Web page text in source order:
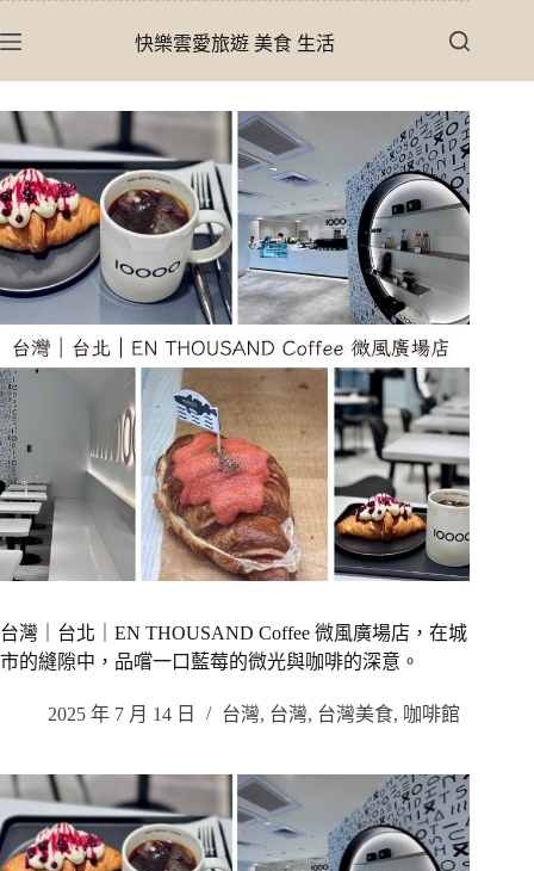
至
內
容
快樂雲愛旅遊 美食 生活
台灣｜台北｜EN THOUSAND Coffee 微風廣場店，在城
市的縫隙中，品嚐一口藍莓的微光與咖啡的深意。
2025 年 7 月 14 日 台灣, 台灣, 台灣美食, 咖啡館